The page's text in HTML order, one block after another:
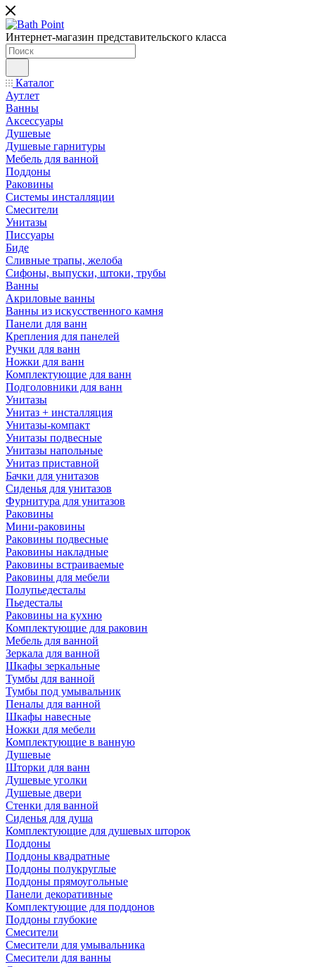
Интернет-магазин представительского класса
Каталог
Аутлет
Ванны
Аксессуары
Душевые
Душевые гарнитуры
Мебель для ванной
Поддоны
Раковины
Системы инсталляции
Смесители
Унитазы
Писсуары
Биде
Сливные трапы, желоба
Сифоны, выпуски, штоки, трубы
Ванны
Акриловые ванны
Ванны из искусственного камня
Панели для ванн
Крепления для панелей
Ручки для ванн
Ножки для ванн
Комплектующие для ванн
Подголовники для ванн
Унитазы
Унитаз + инсталляция
Унитазы-компакт
Унитазы подвесные
Унитазы напольные
Унитаз приставной
Бачки для унитазов
Сиденья для унитазов
Фурнитура для унитазов
Раковины
Мини-раковины
Раковины подвесные
Раковины накладные
Раковины встраиваемые
Раковины для мебели
Полупьедесталы
Пьедесталы
Раковины на кухню
Комплектующие для раковин
Мебель для ванной
Зеркала для ванной
Шкафы зеркальные
Тумбы для ванной
Тумбы под умывальник
Пеналы для ванной
Шкафы навесные
Ножки для мебели
Комплектующие в ванную
Душевые
Шторки для ванн
Душевые уголки
Душевые двери
Стенки для ванной
Сиденья для душа
Комплектующие для душевых шторок
Поддоны
Поддоны квадратные
Поддоны полукруглые
Поддоны прямоугольные
Панели декоративные
Комплектующие для поддонов
Поддоны глубокие
Смесители
Смесители для умывальника
Смесители для ванны